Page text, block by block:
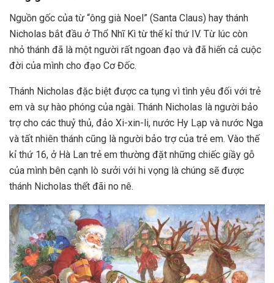
Nguồn gốc của từ “ông già Noel” (Santa Claus) hay thánh
Nicholas bắt đầu ở Thổ Nhĩ Kì từ thế kỉ thứ IV. Từ lúc còn
nhỏ thánh đã là một người rất ngoan đạo và đã hiến cả cuộc
đời của mình cho đạo Cơ Đốc.
Thánh Nicholas đặc biệt được ca tụng vì tình yêu đối với trẻ
em và sự hào phóng của ngài. Thánh Nicholas là người bảo
trợ cho các thuỷ thủ, đảo Xi-xin-li, nước Hy Lạp và nước Nga
và tất nhiên thánh cũng là người bảo trợ của trẻ em. Vào thế
kỉ thứ 16, ở Hà Lan trẻ em thường đặt những chiếc giầy gỗ
của mình bên cạnh lò sưởi với hi vọng là chúng sẽ được
thánh Nicholas thết đãi no nê.